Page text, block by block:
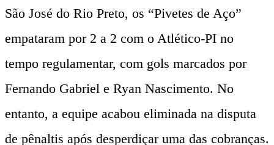
São José do Rio Preto, os “Pivetes de Aço”
empataram por 2 a 2 com o Atlético-PI no
tempo regulamentar, com gols marcados por
Fernando Gabriel e Ryan Nascimento. No
entanto, a equipe acabou eliminada na disputa
de pênaltis após desperdiçar uma das cobranças.